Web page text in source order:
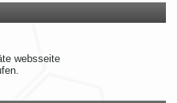
der aktiven CB-Funker.
ab sofort mit einem grünen
websseite